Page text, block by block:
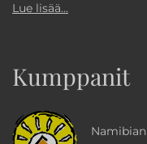
Lue lisää...
Kumppanit